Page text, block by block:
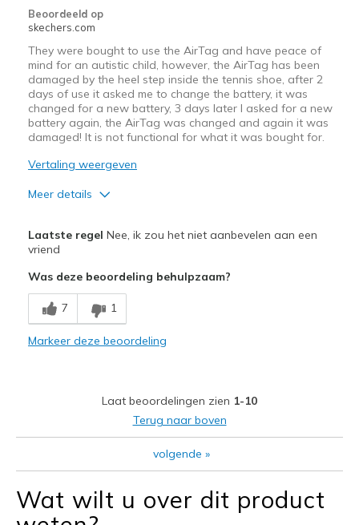
Width
Sizing
Feels true to size
View On Shoes
Shoes are for Wearing
Beoordeeld op
skechers.com
They were bought to use the AirTag and have peace of
mind for an autistic child, however, the AirTag has been
damaged by the heel step inside the tennis shoe, after 2
days of use it asked me to change the battery, it was
changed for a new battery, 3 days later I asked for a new
battery again, the AirTag was changed and again it was
damaged! It is not functional for what it was bought for.
Vertaling weergeven
Meer details
Attractive Design
Durable
Minpunten
Poor Cushioning
Feels too narrow
Feels true to size
View On Shoes
Shoes are for Wearing
Laatste regel Nee, ik zou het niet aanbevelen aan een
vriend
Was deze beoordeling behulpzaam?
7 1
Markeer deze beoordeling
Laat beoordelingen zien 1-10
Terug naar boven
volgende »
Wat wilt u over dit product